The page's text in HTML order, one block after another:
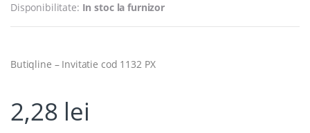
Disponibilitate: In stoc la furnizor
Butiqline – Invitatie cod 1132 PX
2,28 lei